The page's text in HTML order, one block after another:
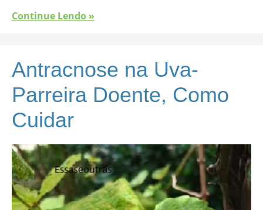
Continue Lendo »
Antracnose na Uva-
Parreira Doente, Como
Cuidar